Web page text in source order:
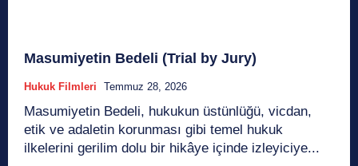
Masumiyetin Bedeli (Trial by Jury)
Hukuk Filmleri Temmuz 28, 2026
Masumiyetin Bedeli, hukukun üstünlüğü, vicdan,
etik ve adaletin korunması gibi temel hukuk
ilkelerini gerilim dolu bir hikâye içinde izleyiciye...